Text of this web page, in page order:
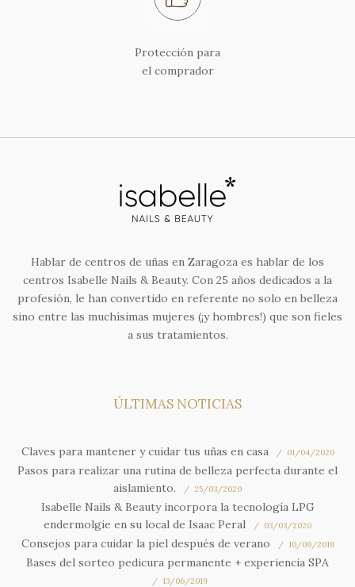
Protección para
el comprador
Hablar de centros de uñas en Zaragoza es hablar de los
centros Isabelle Nails & Beauty. Con 25 años dedicados a la
profesión, le han convertido en referente no solo en belleza
sino entre las muchísimas mujeres (¡y hombres!) que son fieles
a sus tratamientos.
ÚLTIMAS NOTICIAS
Claves para mantener y cuidar tus uñas en casa 01/04/2020
Pasos para realizar una rutina de belleza perfecta durante el
aislamiento.
25/03/2020
Isabelle Nails & Beauty incorpora la tecnología LPG
endermolgie en su local de Isaac Peral
03/03/2020
Consejos para cuidar la piel después de verano 10/09/2019
Bases del sorteo pedicura permanente + experiencia SPA
13/06/2019